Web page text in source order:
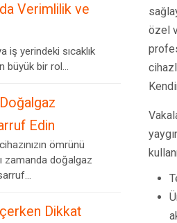
özel
Verimlilik ve
iş yerindeki sıcaklık
büyük bir rol...
Edin
ömrünü
zamanda doğalgaz
Dikkat